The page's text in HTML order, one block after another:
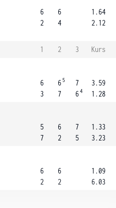
6
2
6
4
1.64
2.12
1 2 3
Kurs
6
3
6 5
7
7
64
3.59
1.28
5
7
6
2
7
5
1.33
3.23
6
2
6
2
1.09
6.03